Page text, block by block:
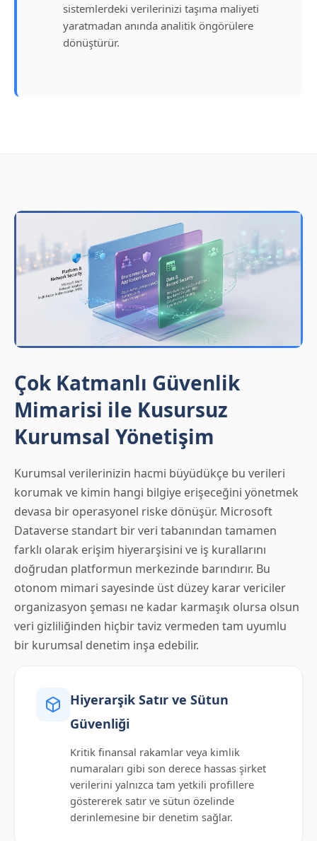
sistemlerdeki verilerinizi taşıma maliyeti
yaratmadan anında analitik öngörülere
dönüştürür.
Çok Katmanlı Güvenlik
Mimarisi ile Kusursuz
Kurumsal Yönetişim
Kurumsal verilerinizin hacmi büyüdükçe bu verileri
korumak ve kimin hangi bilgiye erişeceğini yönetmek
devasa bir operasyonel riske dönüşür. Microsoft
Dataverse standart bir veri tabanından tamamen
farklı olarak erişim hiyerarşisini ve iş kurallarını
doğrudan platformun merkezinde barındırır. Bu
otonom mimari sayesinde üst düzey karar vericiler
organizasyon şeması ne kadar karmaşık olursa olsun
veri gizliliğinden hiçbir taviz vermeden tam uyumlu
bir kurumsal denetim inşa edebilir.
Hiyerarşik Satır ve Sütun
Güvenliği
Kritik finansal rakamlar veya kimlik
numaraları gibi son derece hassas şirket
verilerini yalnızca tam yetkili profillere
göstererek satır ve sütun özelinde
derinlemesine bir denetim sağlar.